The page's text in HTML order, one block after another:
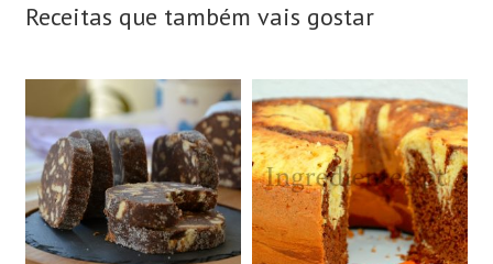
Receitas que também vais gostar
15 Fatias
N/A
8 Doses
8 Pessoas
25Min